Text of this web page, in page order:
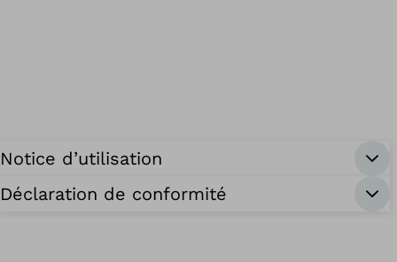
Notice d’utilisation
Déclaration de conformité